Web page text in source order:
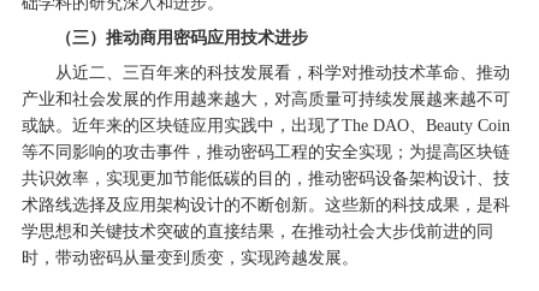
（三）推动商用密码应用技术进步
从近二、三百年来的科技发展看，科学对推动技术革命、推动
产业和社会发展的作用越来越大，对高质量可持续发展越来越不可
或缺。近年来的区块链应用实践中，出现了The DAO、Beauty Coin
等不同影响的攻击事件，推动密码工程的安全实现；为提高区块链
共识效率，实现更加节能低碳的目的，推动密码设备架构设计、技
术路线选择及应用架构设计的不断创新。这些新的科技成果，是科
学思想和关键技术突破的直接结果，在推动社会大步伐前进的同
时，带动密码从量变到质变，实现跨越发展。